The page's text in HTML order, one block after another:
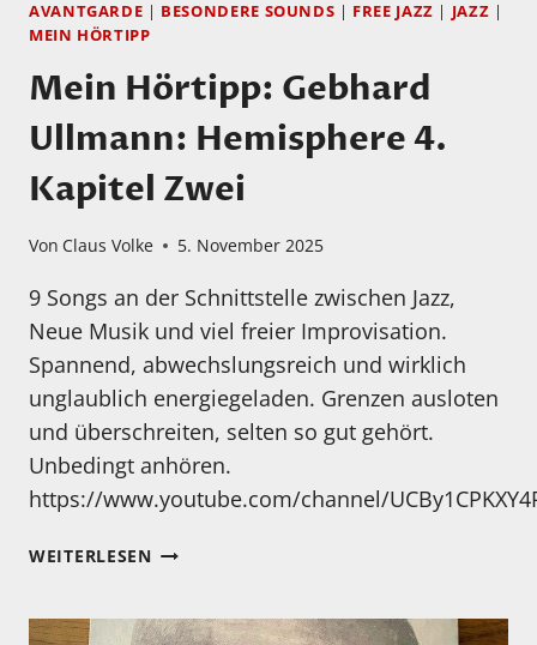
AVANTGARDE | BESONDERE SOUNDS | FREE JAZZ | JAZZ |
MEIN HÖRTIPP
Mein Hörtipp: Gebhard
Ullmann: Hemisphere 4.
Kapitel Zwei
Von Claus Volke 5. November 2025
9 Songs an der Schnittstelle zwischen Jazz,
Neue Musik und viel freier Improvisation.
Spannend, abwechslungsreich und wirklich
unglaublich energiegeladen. Grenzen ausloten
und überschreiten, selten so gut gehört.
Unbedingt anhören.
https://www.youtube.com/channel/
WEITERLESENMEIN
ULLMANN: